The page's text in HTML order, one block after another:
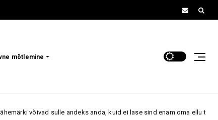
mõtlemine
sulle andeks anda, kuid ei lase sind enam oma ellu tagasi 6.